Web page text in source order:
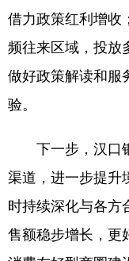
借力政策红利增收
频往来区域，投放
做好政策解读和服
验。
下一步，汉口
渠道，进一步提升
时持续深化与各方
售额稳步增长，更